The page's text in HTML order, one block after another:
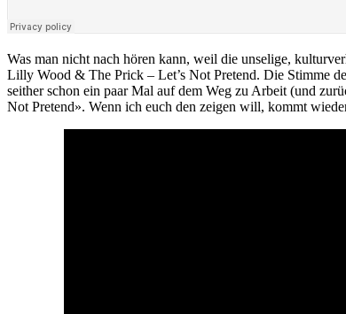
Was man nicht nach hören kann, weil die unselige,
Lilly Wood & The Prick – Let’s Not Pretend. Die Stimme
seither schon ein paar Mal auf dem Weg zu Arbeit (und
Not Pretend». Wenn ich euch den zeigen will, kommt